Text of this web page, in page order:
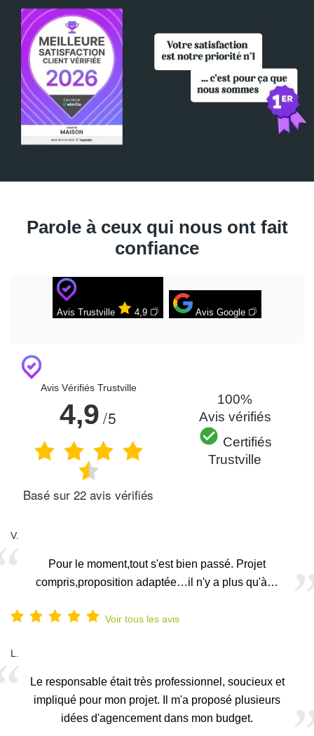
Parole à ceux qui nous ont fait
confiance
Avis Trustville 4,9 Avis Google
Avis Vérifiés Trustville
4,9 /5
Basé sur22avis vérifiés
100%
Avis vérifiés
Certifiés
Trustville
V.
Pour le moment,tout s'est bien passé. Projet
compris,proposition adaptée…il n'y a plus qu'à…
Voir tous les avis
L.
Le responsable était très professionnel, soucieux et
impliqué pour mon projet. Il m'a proposé plusieurs
idées d'agencement dans mon budget.